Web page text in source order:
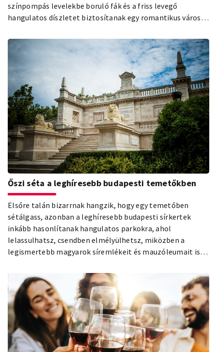
színpompás levelekbe boruló fák és a friss levegő
hangulatos díszletet biztosítanak egy romantikus városi
pároddal elvonulhattok a hétköznapok lüktetéséből, és
élvezhetik az őszi színek szépségét.
Őszi séta a leghíresebb budapesti temetőkben
Elsőre talán bizarrnak hangzik, hogy egy temetőben
sétálgass, azonban a leghíresebb budapesti sírkertek
inkább hasonlítanak hangulatos parkokra, ahol
lelassulhatsz, csendben elmélyülhetsz, miközben a
legismertebb magyarok síremlékeit és mauzóleumait is
élmény a temetőket járni, hiszen az ősz is az elmúlásról, a
természet megpihenéséről szól. Összegyűjtöttük neked
azokat a temetőket, amiket mindenképp érdemes
meglátogatnod, amikor Budapesten jársz.